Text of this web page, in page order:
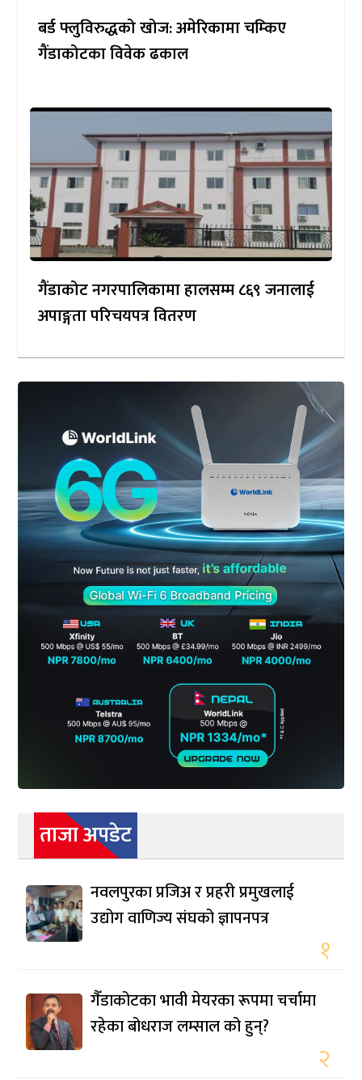
बर्ड फ्लुविरुद्धको खोज: अमेरिकामा चम्किए
गैंडाकोटका विवेक ढकाल
गैंडाकोट नगरपालिकामा हालसम्म ८६९ जनालाई
अपाङ्गता परिचयपत्र वितरण
ताजा अपडेट
नवलपुरका प्रजिअ र प्रहरी प्रमुखलाई
उद्योग वाणिज्य संघको ज्ञापनपत्र
१
गैँडाकोटका भावी मेयरका रूपमा चर्चामा
रहेका बोधराज लम्साल को हुन्?
२